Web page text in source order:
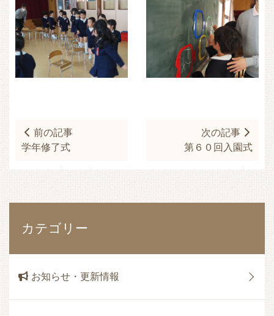
カテゴリー
お知らせ・更新情報
前の記事
学年修了式
次の記事
第６０回入園式